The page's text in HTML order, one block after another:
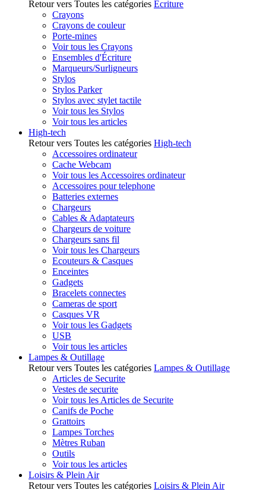
Retour vers Toutes les catégories Ecriture
Crayons
Crayons de couleur
Porte-mines
Voir tous les Crayons
Ensembles d'Écriture
Marqueurs/Surligneurs
Stylos
Stylos Parker
Stylos avec stylet tactile
Voir tous les Stylos
Voir tous les articles
High-tech
Retour vers Toutes les catégories High-tech
Accessoires ordinateur
Cache Webcam
Voir tous les Accessoires ordinateur
Accessoires pour telephone
Batteries externes
Chargeurs
Cables & Adaptateurs
Chargeurs de voiture
Chargeurs sans fil
Voir tous les Chargeurs
Ecouteurs & Casques
Enceintes
Gadgets
Bracelets connectes
Cameras de sport
Casques VR
Voir tous les Gadgets
USB
Voir tous les articles
Lampes & Outillage
Retour vers Toutes les catégories Lampes & Outillage
Articles de Securite
Vestes de securite
Voir tous les Articles de Securite
Canifs de Poche
Grattoirs
Lampes Torches
Mètres Ruban
Outils
Voir tous les articles
Loisirs & Plein Air
Retour vers Toutes les catégories Loisirs & Plein Air